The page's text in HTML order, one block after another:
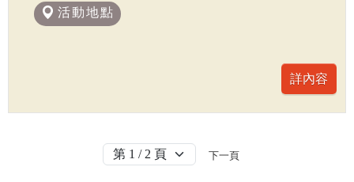
活動地點
下一頁